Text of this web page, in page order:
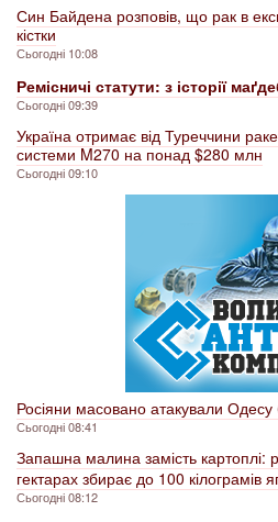
Син Байдена розповів, що рак в
кістки
Сьогодні 10:08
Ремісничі статути: з історії
Сьогодні 09:39
Україна отримає від Туреччини
системи M270 на понад $280 млн
Сьогодні 09:10
Росіяни масовано атакували
Сьогодні 08:41
Запашна малина замість картоплі:
гектарах збирає до 100 кілограмів
Сьогодні 08:12